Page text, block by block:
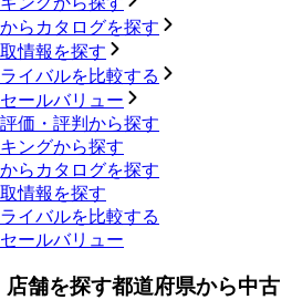
らカタログを探す
情報を探す
イバルを比較する
ールバリュー
価・評判から探す
ングから探す
らカタログを探す
情報を探す
イバルを比較する
ールバリュー
店舗を探す都道府県から中古